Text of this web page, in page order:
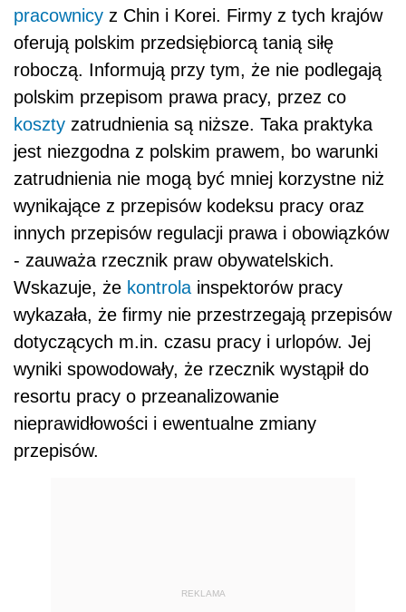
pracownicy z Chin i Korei. Firmy z tych krajów
oferują polskim przedsiębiorcą tanią siłę
roboczą. Informują przy tym, że nie podlegają
polskim przepisom prawa pracy, przez co
koszty zatrudnienia są niższe. Taka praktyka
jest niezgodna z polskim prawem, bo warunki
zatrudnienia nie mogą być mniej korzystne niż
wynikające z przepisów kodeksu pracy oraz
innych przepisów regulacji prawa i obowiązków
- zauważa rzecznik praw obywatelskich.
Wskazuje, że kontrola inspektorów pracy
wykazała, że firmy nie przestrzegają przepisów
dotyczących m.in. czasu pracy i urlopów. Jej
wyniki spowodowały, że rzecznik wystąpił do
resortu pracy o przeanalizowanie
nieprawidłowości i ewentualne zmiany
przepisów.
REKLAMA